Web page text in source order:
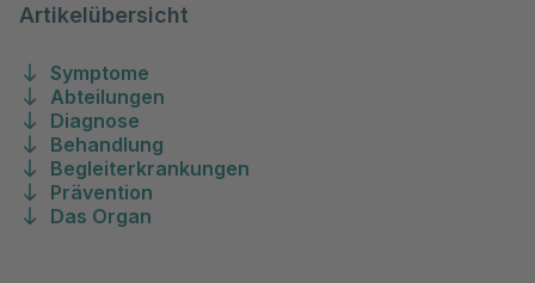
Artikelübersicht
Symptome
Abteilungen
Diagnose
Behandlung
Begleiterkrankungen
Prävention
Das Organ